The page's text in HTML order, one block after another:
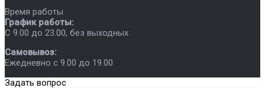
Время работы
График работы:
C 9.00 до 23.00, без выходных
Самовывоз:
Ежедневно с 9.00 до 19.00
Задать вопрос